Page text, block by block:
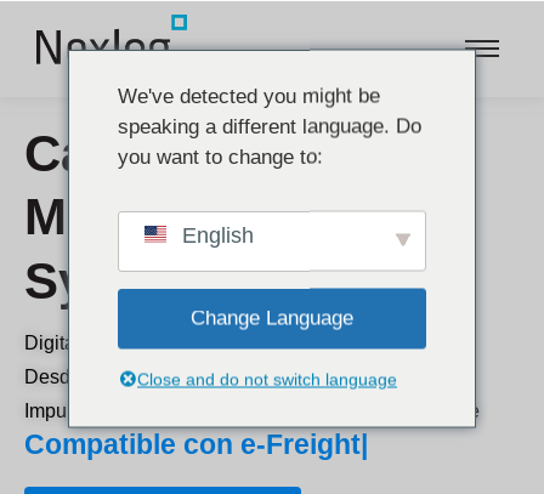
Cargo
Management
System
Digitalización para su negocio de carga.
Desde la primera hasta la última milla.
Impulsado por robustas capacidades de e-commerce
Compatible con e-Freight
We've detected you might be
speaking a different language. Do
you want to change to:
English
Change Language
Close and do not switch language